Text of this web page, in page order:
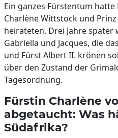
Ein ganzes Fürstentum
Charlène Wittstock und
heirateten. Drei Jahre später
Gabriella und Jacques, die
und Fürst Albert II. krönen
über den Zustand der
Tagesordnung.
Fürstin Charlène
abgetaucht: Was
Südafrika?